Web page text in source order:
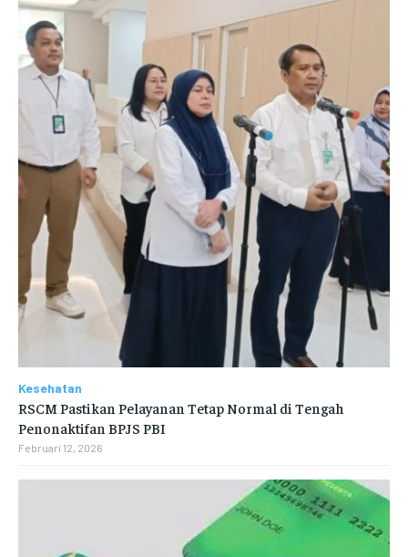
Kesehatan
RSCM Pastikan Pelayanan Tetap Normal di Tengah
Penonaktifan BPJS PBI
Februari 12, 2026